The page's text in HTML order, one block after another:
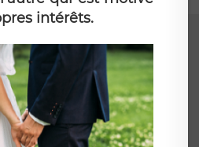
intérêts.